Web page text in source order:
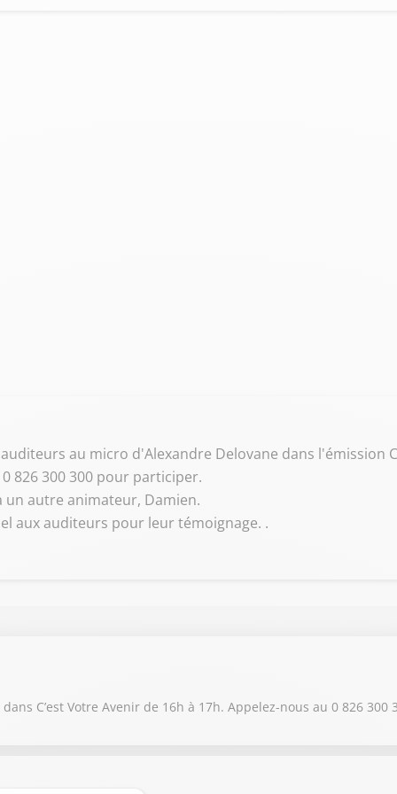
au micro d'Alexandre Delovane dans l'émission
826 300 300 pour participer.
un autre animateur, Damien.
aux auditeurs pour leur témoignage. .
C’est Votre Avenir de 16h à 17h. Appelez-nous au 0 826 300